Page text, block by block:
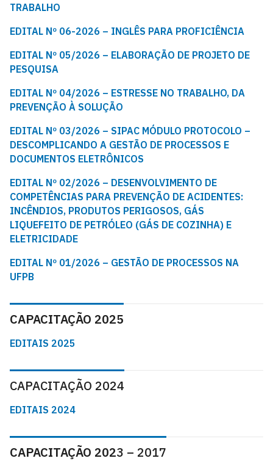
TRABALHO
EDITAL Nº 06-2026 – INGLÊS PARA PROFICIÊNCIA
EDITAL Nº 05/2026 – ELABORAÇÃO DE PROJETO DE
PESQUISA
EDITAL Nº 04/2026 – ESTRESSE NO TRABALHO, DA
PREVENÇÃO À SOLUÇÃO
EDITAL Nº 03/2026 – SIPAC MÓDULO PROTOCOLO –
DESCOMPLICANDO A GESTÃO DE PROCESSOS E
DOCUMENTOS ELETRÔNICOS
EDITAL Nº 02/2026 – DESENVOLVIMENTO DE
COMPETÊNCIAS PARA PREVENÇÃO DE ACIDENTES:
INCÊNDIOS, PRODUTOS PERIGOSOS, GÁS
LIQUEFEITO DE PETRÓLEO (GÁS DE COZINHA) E
ELETRICIDADE
EDITAL Nº 01/2026 – GESTÃO DE PROCESSOS NA
UFPB
CAPACITAÇÃO 2025
EDITAIS 2025
CAPACITAÇÃO 2024
EDITAIS 2024
CAPACITAÇÃO 2023 – 2017